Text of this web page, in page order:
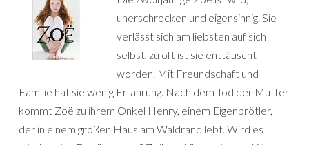
unerschrocken und eigensinnig. Sie
verlässt sich am liebsten auf sich
selbst, zu oft ist sie enttäuscht
worden. Mit Freundschaft und
Familie hat sie wenig Erfahrung. Nach dem Tod der Mutter
kommt Zoë zu ihrem Onkel Henry, einem Eigenbrötler,
der in einem großen Haus am Waldrand lebt. Wird es